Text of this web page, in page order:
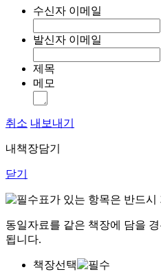
수신자 이메일
발신자 이메일
제목
메모
취소 내보내기
내책장담기
닫기
표가 있는 항목은 반드
동일자료를 같은 책장에 담을
됩니다.
책장선택